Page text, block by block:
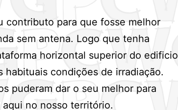
contributo para que fosse melhor
sem antena. Logo que tenha
horizontal superior do edificio
habituais condições de irradiação.
puderam dar o seu melhor para
no nosso território.